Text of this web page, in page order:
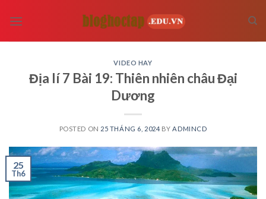
VIDEO HAY
Địa lí 7 Bài 19: Thiên nhiên châu Đại
Dương
POSTED ON 25 THÁNG 6, 2024 BY ADMINCD
25
Th6